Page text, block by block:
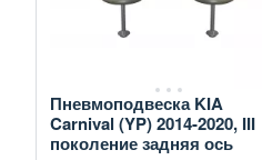
Пневмоподвеска KIA
Carnival (YP) 2014-2020, III
поколение задняя ось